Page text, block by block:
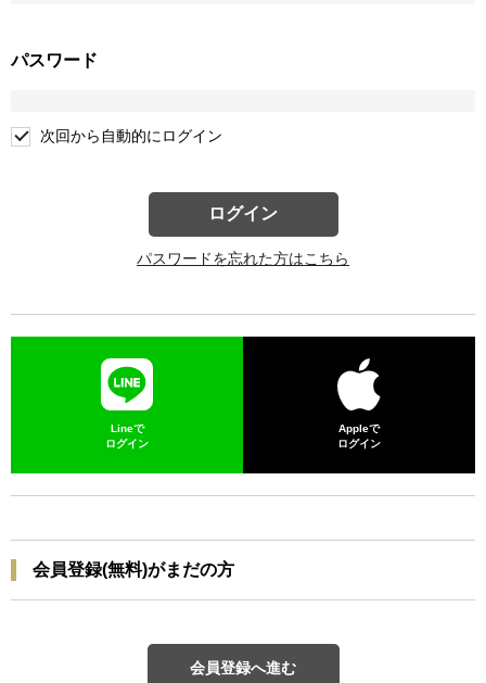
パスワード
次回から自動的にログイン
ログイン
パスワードを忘れた方はこちら
Lineで
ログイン
Appleで
ログイン
会員登録(無料)がまだの方
会員登録へ進む